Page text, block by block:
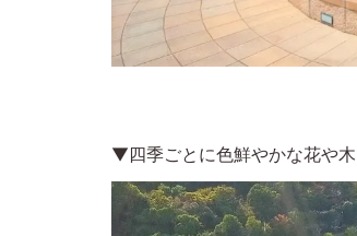
▼四季ごとに色鮮やかな花や